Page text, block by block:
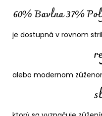
je dostupná v rovnom
alebo modernom